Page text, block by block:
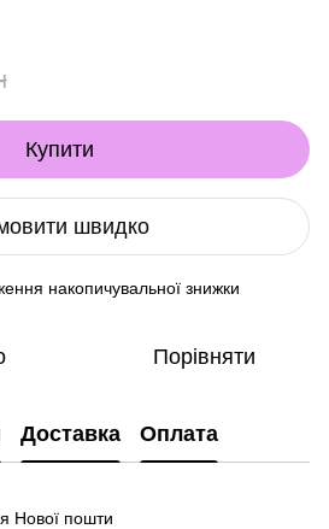
Купити
швидко
накопичувальної знижки
Порівняти
Доставка Оплата
Нової пошти